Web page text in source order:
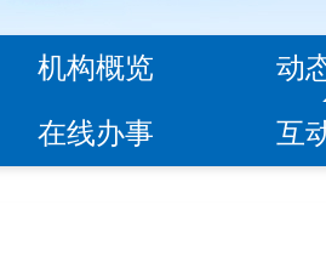
机构概览
动
在线办事
互